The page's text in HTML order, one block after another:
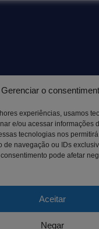
Gerenciar o
experiências, usamos
e/ou acessar informações
tecnologias nos
de navegação ou IDs
pode afetar
Aceitar
Negar
da Informação